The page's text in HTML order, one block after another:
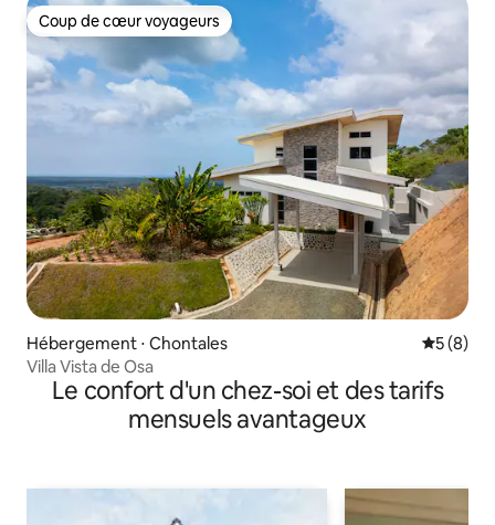
Coup de cœur voyageurs
Coup de cœur voyageurs
Hébergement ⋅ Chontales
5 (8)
Villa Vista de Osa
Le confort d'un chez-soi et des tarifs
mensuels avantageux